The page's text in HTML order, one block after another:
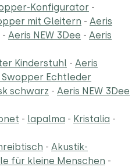
Konfigurator -
mit Gleitern - Aeris
- Aeris NEW 3Dee - Aeris
Kinderstuhl - Aeris
Swopper Echtleder
schwarz - Aeris NEW 3Dee
- lapalma - Kristalia -
- Akustik-
für kleine Menschen -